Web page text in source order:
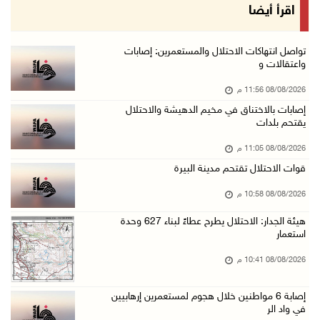
الاحتلال ينصب حواجز طيارة في محيط مخيم طولكرم ...
مستعمرون يهاجمون قرية أبو فلاح
مستعمرون يقتحمون بلدة بيت عور التحتا وقرية جل ...
08/آب/2026 06:39 م
الجامعة العربية الأمريكية تختتم فعاليات تخريج ...
08/آب/2026 05:52 م
اقرأ أيضا
تواصل انتهاكات الاحتلال والمستعمرين: إصابات
واعتقالات و
08/08/2026 11:56 م
إصابات بالاختناق في مخيم الدهيشة والاحتلال
يقتحم بلدات
08/08/2026 11:05 م
قوات الاحتلال تقتحم مدينة البيرة
08/08/2026 10:58 م
هيئة الجدار: الاحتلال يطرح عطاءً لبناء 627 وحدة
استعمار
08/08/2026 10:41 م
إصابة 6 مواطنين خلال هجوم لمستعمرين إرهابيين
في واد الر